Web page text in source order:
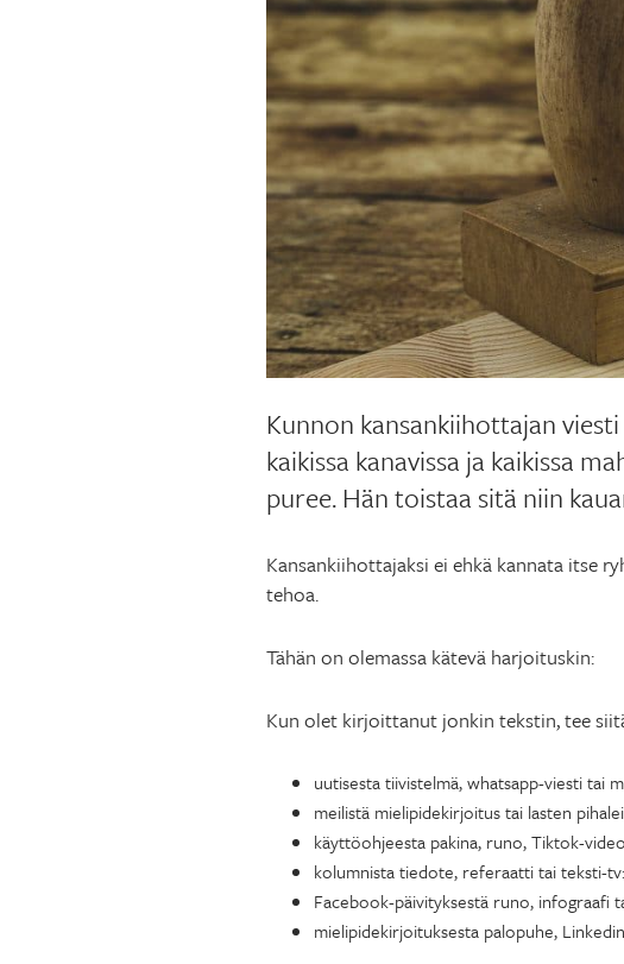
Kunnon kansankiihottajan
kaikissa kanavissa ja kaikissa
puree. Hän toistaa sitä niin
Kansankiihottajaksi ei ehkä kannata itse
tehoa.
Tähän on olemassa kätevä harjoituskin:
Kun olet kirjoittanut jonkin tekstin, tee
uutisesta tiivistelmä, whatsapp-viesti tai
meilistä mielipidekirjoitus tai lasten
käyttöohjeesta pakina, runo, Tiktok-
kolumnista tiedote, referaatti tai teksti-
Facebook-päivityksestä runo, infograafi
mielipidekirjoituksesta palopuhe,